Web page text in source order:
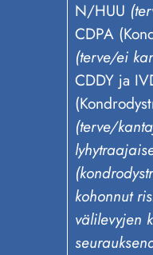
N/HUU
CDPA
(terve/ei
CDDY ja
(terve/
kohonnut
välilevyjen